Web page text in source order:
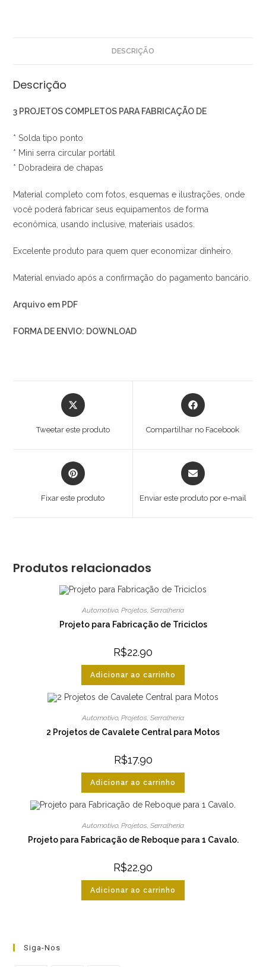
DESCRIÇÃO
Descrição
3 PROJETOS COMPLETOS PARA FABRICAÇÃO DE
* Solda tipo ponto
* Mini serra circular portátil
* Dobradeira de chapas
Material completo com fotos, esquemas e ilustrações, onde
você poderá fabricar seus equipamentos de forma
econômica, usando inclusive, materiais usados.
Excelente produto para quem quer economizar dinheiro.
Material enviado após a confirmação do pagamento bancário.
Arquivo em PDF
FORMA DE ENVIO: DOWNLOAD
Abre
em
Tweetar este produto
Abre
em
Compartilhar no Facebook
Abre
em
nova
Fixar este produto
Abre
em
nova
Enviar este produto por e-mail
Produtos relacionados
Automotivo, Projetos, Serralheria
Projeto para Fabricação de Triciclos
R$22.90
Adicionar ao carrinho
Automotivo, Projetos, Serralheria
2 Projetos de Cavalete Central para Motos
R$17.90
Adicionar ao carrinho
Automotivo, Projetos, Serralheria
Projeto para Fabricação de Reboque para 1 Cavalo.
R$22.90
Adicionar ao carrinho
Siga-Nos